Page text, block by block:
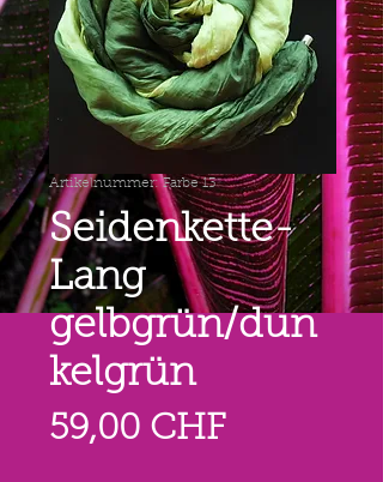
Artikelnummer: Farbe 13
Seidenkette-
Lang
gelbgrün/dun
kelgrün
59,00 CHFPreis